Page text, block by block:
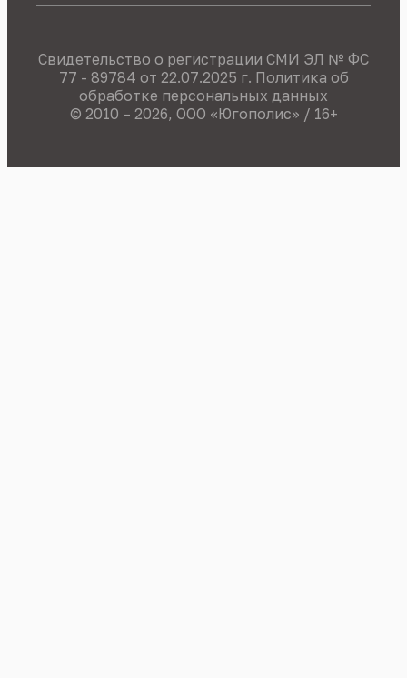
Свидетельство о регистрации СМИ ЭЛ № ФС
77 - 89784 от 22.07.2025 г. Политика об
обработке персональных данных
© 2010 – 2026, OOO «Югополис» / 16+